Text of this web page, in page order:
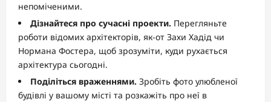
непоміченими.
Дізнайтеся про сучасні проекти. Перегляньте
роботи відомих архітекторів, як-от Захи Хадід чи
Нормана Фостера, щоб зрозуміти, куди рухається
архітектура сьогодні.
Поділіться враженнями. Зробіть фото улюбленої
будівлі у вашому місті та розкажіть про неї в